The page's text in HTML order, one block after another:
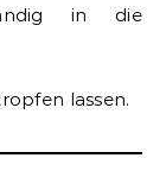
in die
lassen.